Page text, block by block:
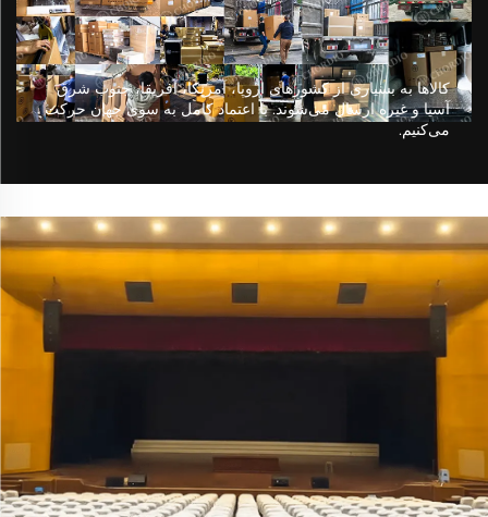
کالاها به بسیاری از کشورهای اروپا، آمریکا، آفریقا، جنوب شرق
آسیا و غیره ارسال می‌شوند. با اعتماد کامل به سوی جهان حرکت
می‌کنیم.